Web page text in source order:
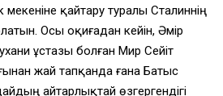
мекеніне қайтару туралы Сталиннің
Осы оқиғадан кейін, Әмір
ұстазы болған Мир Сейіт
жай тапқанда ғана Батыс
айтарлықтай өзгергендігі